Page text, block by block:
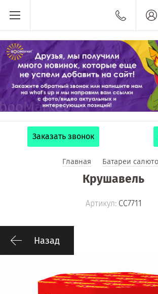
Заказать звонок
Главная Батареи
Крушавель
Артикул:СС7711
Назад